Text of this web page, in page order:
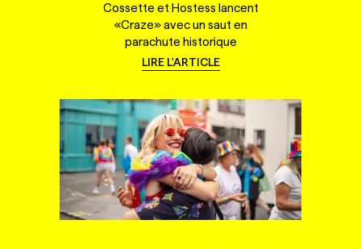
Cossette et Hostess lancent
«Craze» avec un saut en
parachute historique
LIRE L'ARTICLE